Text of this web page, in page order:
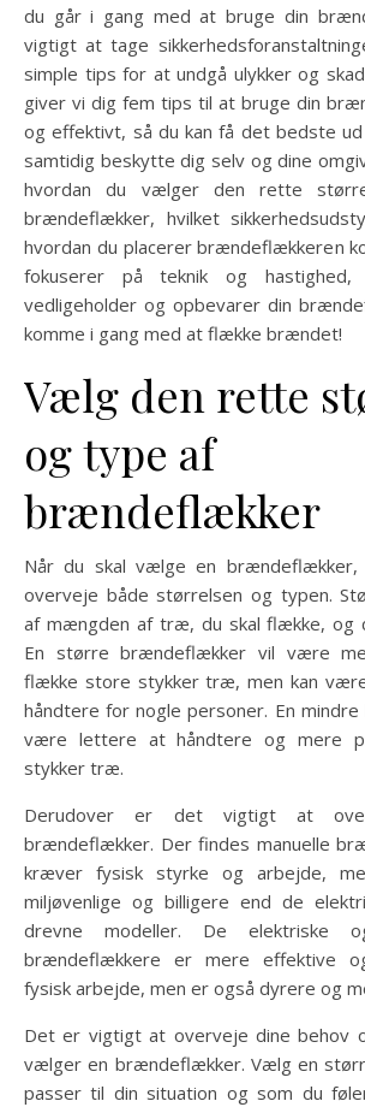
du går i gang med at bruge din
vigtigt at tage
simple tips for at undgå ulykker og
giver vi dig fem tips til at bruge din
og effektivt, så du kan få det bedste
samtidig beskytte dig selv og dine
hvordan du vælger den rette
brændeflækker, hvilket
hvordan du placerer brændeflækkeren
fokuserer på teknik og
vedligeholder og opbevarer din
komme i gang med at flække brændet!
Vælg den rette
og type af
brændeflækker
Når du skal vælge en
overveje både størrelsen og typen.
af mængden af træ, du skal flække, og
En større brændeflækker vil være
flække store stykker træ, men kan
håndtere for nogle personer. En
være lettere at håndtere og mere
stykker træ.
Derudover er det vigtigt at
brændeflækker. Der findes manuelle
kræver fysisk styrke og arbejde,
miljøvenlige og billigere end de
drevne modeller. De elektriske
brændeflækkere er mere effektive
fysisk arbejde, men er også dyrere og
Det er vigtigt at overveje dine behov
vælger en brændeflækker. Vælg en
passer til din situation og som du